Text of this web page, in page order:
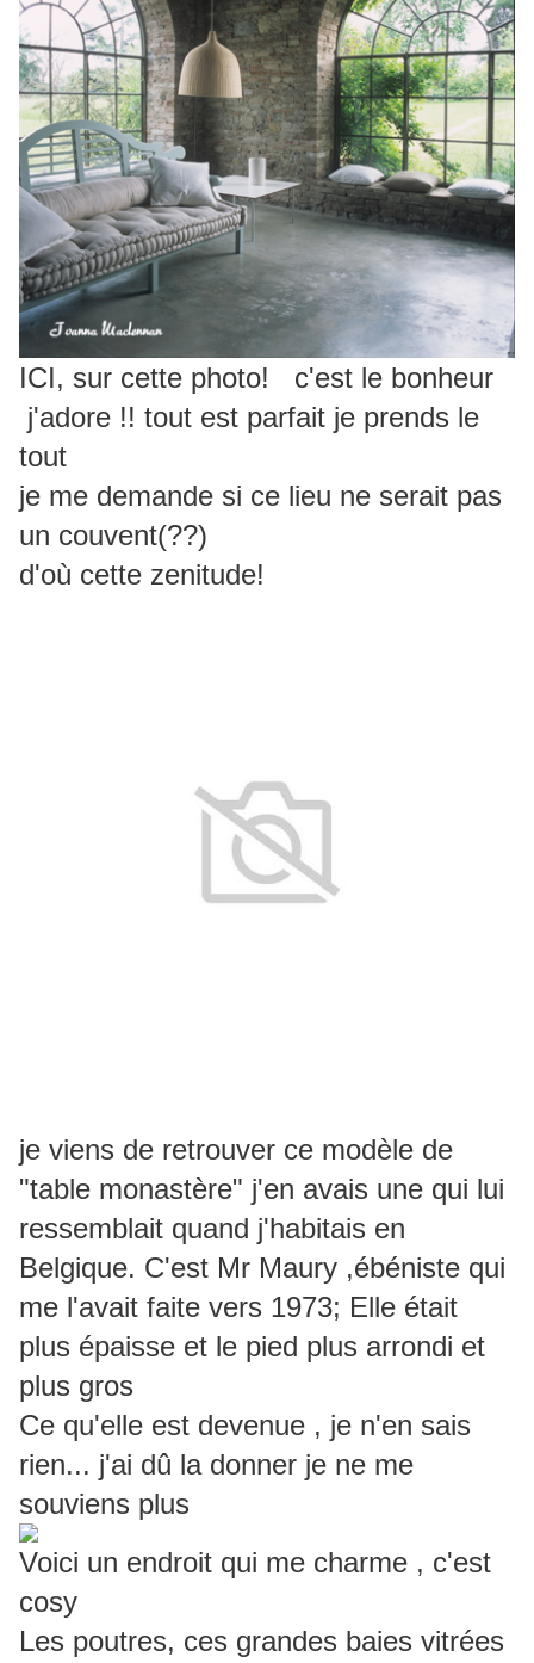
ICI, sur cette photo! c'est le bonheur
j'adore !! tout est parfait je prends le
tout
je me demande si ce lieu ne serait pas
un couvent(??)
d'où cette zenitude!
je viens de retrouver ce modèle de
"table monastère" j'en avais une qui lui
ressemblait quand j'habitais en
Belgique. C'est Mr Maury ,ébéniste qui
me l'avait faite vers 1973; Elle était
plus épaisse et le pied plus arrondi et
plus gros
Ce qu'elle est devenue , je n'en sais
rien... j'ai dû la donner je ne me
souviens plus
Voici un endroit qui me charme , c'est
cosy
Les poutres, ces grandes baies vitrées